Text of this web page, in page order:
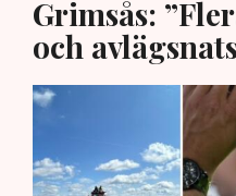
Grimsås:
och